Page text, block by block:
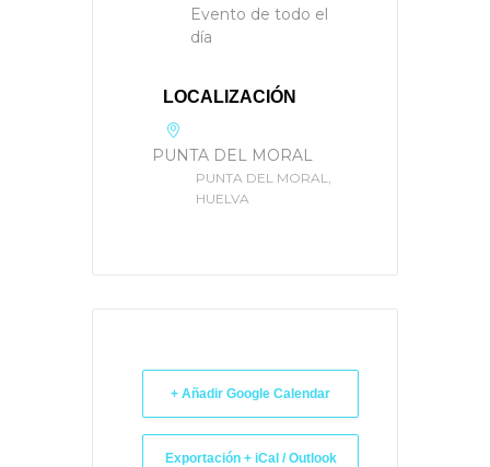
Evento de todo el
día
LOCALIZACIÓN
PUNTA DEL MORAL
PUNTA DEL MORAL,
HUELVA
+ Añadir Google Calendar
Exportación + iCal / Outlook